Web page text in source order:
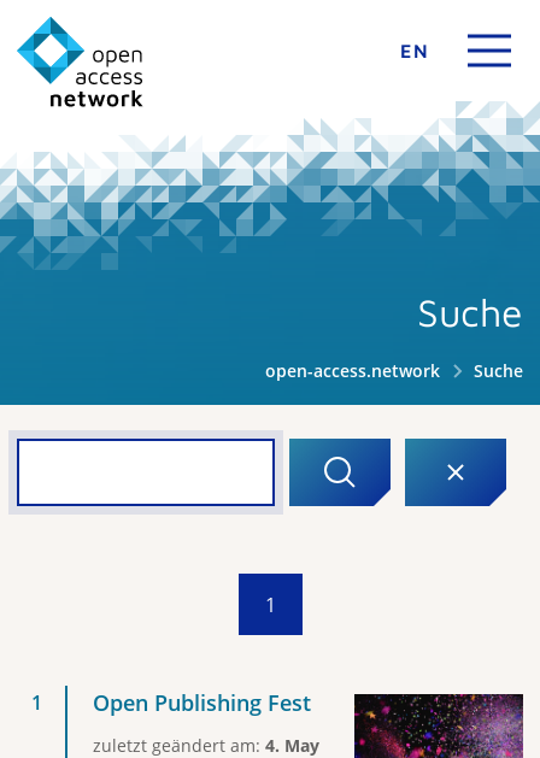
EN
Suche
open-access.network Suche
1
Open Publishing Fest
zuletzt geändert am: 4. May